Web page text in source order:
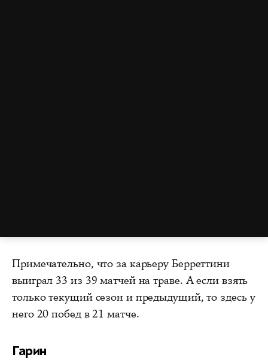
Примечательно, что за карьеру Берреттини
выиграл 33 из 39 матчей на траве. А если взять
только текущий сезон и предыдущий, то здесь у
него 20 побед в 21 матче.
Гарин